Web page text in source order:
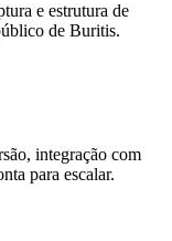
e estrutura de
de Buritis.
integração com
para escalar.